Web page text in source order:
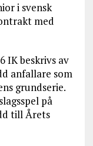
i svensk
med
IK beskrivs av
anfallare som
grundserie.
på
till Årets